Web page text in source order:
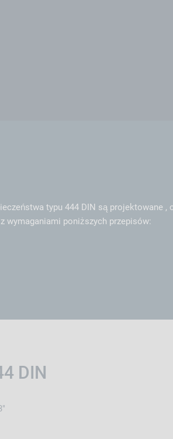
typu 444 DIN są projektowane ,
wymaganiami poniższych przepisów:
DIN